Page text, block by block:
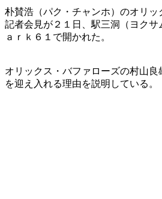
朴賛浩（パク・チャンホ）のオリッ
記者会見が２１日、駅三洞（ヨクサ
ａｒｋ６１で開かれた。
オリックス・バファローズの村山
を迎え入れる理由を説明している。